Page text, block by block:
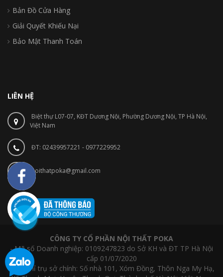
Bản Đồ Cửa Hàng
Giải Quyết Khiếu Nại
Bảo Mật Thanh Toán
LIÊN HỆ
Biệt thự L07-07, KĐT Dương Nội, Phường Dương Nội, TP Hà Nội,
Việt Nam
ĐT: 02439957221 - 0977229952
noithatpoka@gmail.com
CÔNG TY CỔ PHẦN NỘI THẤT POKA
- Mã số Doanh nghiệp: 0109247823 do Sở KH và ĐT TP Hà Nội
cấp 01/07/2020
- Địa chỉ trụ sở chính: Số nhà 101, Xóm Đồng, Thôn Nga My Hạ,